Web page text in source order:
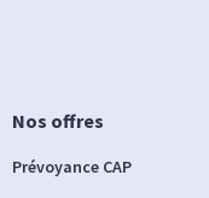
Nos offres
Prévoyance CAP